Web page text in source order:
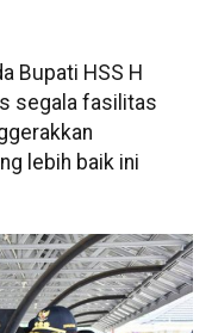
Bupati HSS H
segala fasilitas
lebih baik ini